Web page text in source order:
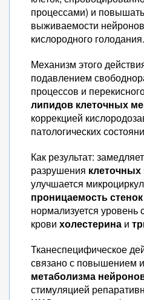
процессами) и
выживаемости
кислородного голодания.
Механизм этого
подавлением
процессов и
липидов клеточных
коррекцией
патологических
Как результат:
разрушения
улучшается
проницаемость
нормализуется
крови холестерина и
Тканеспецифическое
связано с повышением
метаболизма
стимуляцией